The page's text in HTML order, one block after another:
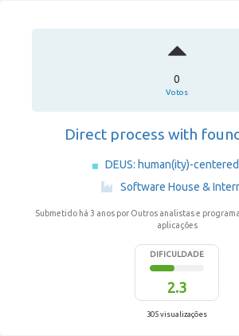
0
Votos
Direct process with
DEUS: human(ity)-
Software House &
Submetido há 3 anos por Outros analistas e
aplicações
DIFICULDADE
2.3
305 visualizações